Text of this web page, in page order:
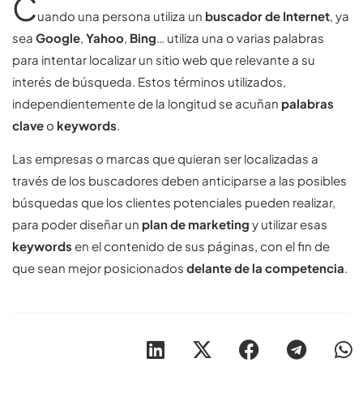
uando una persona utiliza un buscador de Internet, ya
sea Google, Yahoo, Bing… utiliza una o varias palabras
para intentar localizar un sitio web que relevante a su
interés de búsqueda. Estos términos utilizados,
independientemente de la longitud se acuñan palabras
claveo keywords.
Las empresas o marcas que quieran ser localizadas a
través de los buscadores deben anticiparse a las posibles
búsquedas que los clientes potenciales pueden realizar,
para poder diseñar un plan de marketing y utilizar esas
keywords en el contenido de sus páginas, con el fin de
que sean mejor posicionados delante de la competencia.